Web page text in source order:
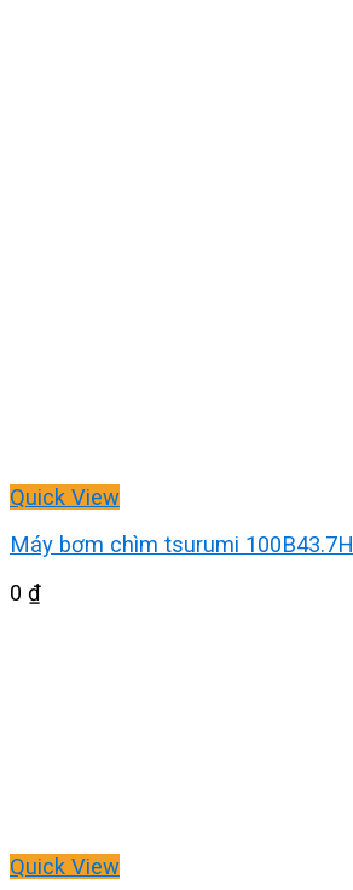
Quick View
Máy bơm chìm tsurumi 100B43.7H
0 ₫
Quick View